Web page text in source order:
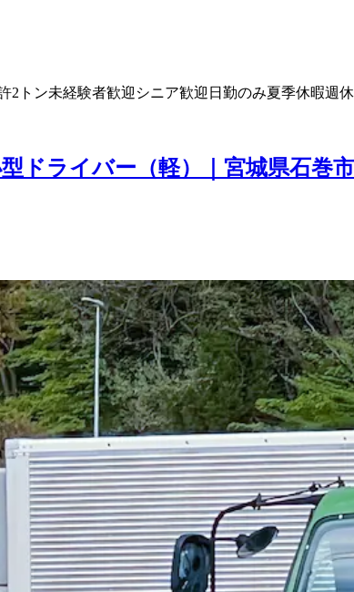
2トン未経験者歓迎 シニア歓迎 日勤のみ夏季休暇週
ドライバー（軽）｜宮城県石巻市
シニア歓迎日勤のみ夏季休暇週休2日土日休み
ー（ハイエース）｜宮城県石巻市